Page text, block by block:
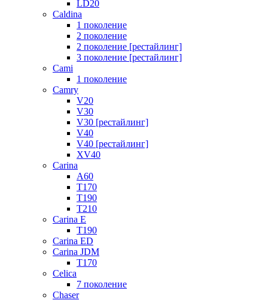
LD20
Caldina
1 поколение
2 поколение
2 поколение [рестайлинг]
3 поколение [рестайлинг]
Cami
1 поколение
Camry
V20
V30
V30 [рестайлинг]
V40
V40 [рестайлинг]
XV40
Carina
A60
T170
T190
T210
Carina E
T190
Carina ED
Carina JDM
T170
Celica
7 поколение
Chaser